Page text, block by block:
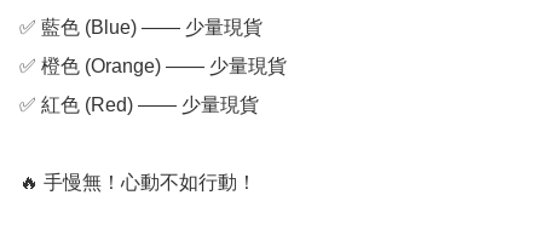
✅ 藍色 (Blue) —— 少量現貨
✅ 橙色 (Orange) —— 少量現貨
✅ 紅色 (Red) —— 少量現貨
🔥 手慢無！心動不如行動！